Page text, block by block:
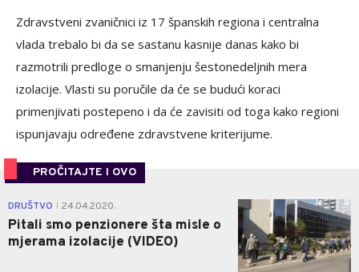
Zdravstveni zvaničnici iz 17 španskih regiona i centralna
vlada trebalo bi da se sastanu kasnije danas kako bi
razmotrili predloge o smanjenju šestonedeljnih mera
izolacije. Vlasti su poručile da će se budući koraci
primenjivati postepeno i da će zavisiti od toga kako regioni
ispunjavaju određene zdravstvene kriterijume.
PROČITAJTE I OVO
DRUŠTVO 24.04.2020.
Pitali smo penzionere šta misle o
mjerama izolacije (VIDEO)
0